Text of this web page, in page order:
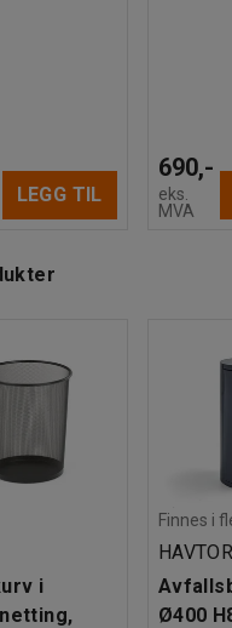
LEGG TIL
690,-
eks.
MVA
i
Finnes i
Ø400